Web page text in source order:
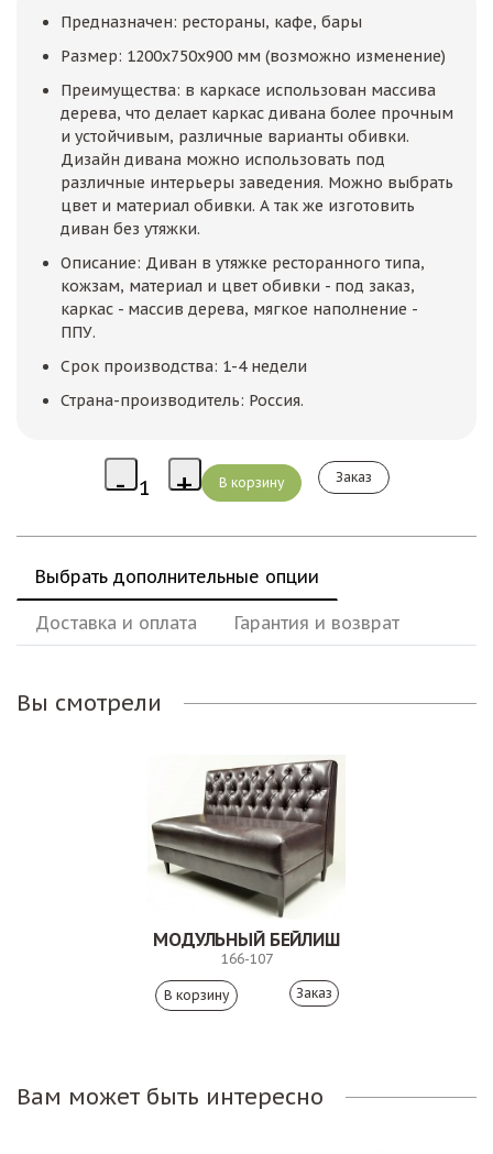
Предназначен: рестораны, кафе, бары
Размер: 1200х750х900 мм (возможно изменение)
Преимущества: в каркасе использован массива
дерева, что делает каркас дивана более прочным
и устойчивым, различные варианты обивки.
Дизайн дивана можно использовать под
различные интерьеры заведения. Можно выбрать
цвет и материал обивки. А так же изготовить
диван без утяжки.
Описание: Диван в утяжке ресторанного типа,
кожзам, материал и цвет обивки - под заказ,
каркас - массив дерева, мягкое наполнение -
ППУ.
Срок производства: 1-4 недели
Страна-производитель: Россия.
Заказ
Выбрать дополнительные опции
Доставка и оплата Гарантия и возврат
Вы смотрели
МОДУЛЬНЫЙ БЕЙЛИШ
166-107
Заказ
Вам может быть интересно